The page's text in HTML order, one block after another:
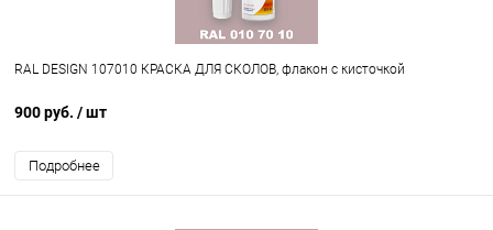
RAL DESIGN 107010 КРАСКА ДЛЯ СКОЛОВ, флакон с кисточкой
900 руб. / шт
Подробнее